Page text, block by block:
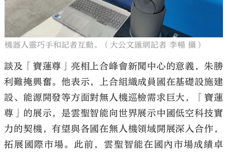
機器人靈巧手和記者互動。（大公文匯網記者 李暢 攝）
談及「寶蓮尊」亮相上合峰會新聞中心的意義，朱勝
利難掩興奮。他表示，上合組織成員國在基礎設施建
設、能源開發等方面對無人機巡檢需求巨大，「寶蓮
尊」的展示，是雲聖智能向世界展示中國低空科技實
力的契機，有望與各國在無人機領域開展深入合作，
拓展國際市場。此前，雲聖智能在國內市場成績卓